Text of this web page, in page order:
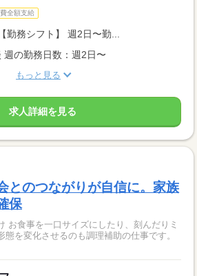
全額支給
勤務シフト】 週2日〜勤...
週の勤務日数：週2日〜
もっと見る
求人詳細を見る
とのつながりが自信に。家族
保
お食事を一口サイズにしたり、刻んだりミ
態を変化させるのも調理補助の仕事です。